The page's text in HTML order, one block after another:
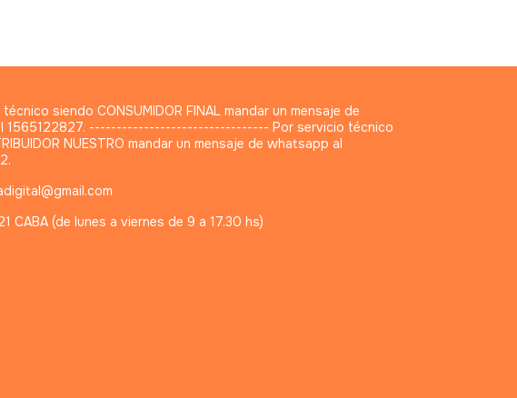
siendo CONSUMIDOR FINAL mandar un mensaje de
1565122827. --------------------------------- Por servicio técnico
NUESTRO mandar un mensaje de whatsapp al
CABA (de lunes a viernes de 9 a 17.30 hs)